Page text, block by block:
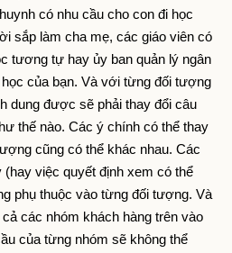
có nhu cầu cho con đi học
sắp làm cha mẹ, các giáo viên có
tương tự hay ủy ban quản lý ngân
của bạn. Và với từng đối tượng
dung được sẽ phải thay đổi câu
thế nào. Các ý chính có thể thay
cũng có thể khác nhau. Các
việc quyết định xem có thể
phụ thuộc vào từng đối tượng. Và
các nhóm khách hàng trên vào
của từng nhóm sẽ không thể